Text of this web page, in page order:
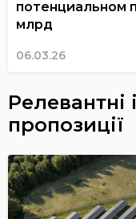
потенциальном
млрд
06.03.26
Релевантні
пропозиції